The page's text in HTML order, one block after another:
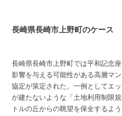
長崎県長崎市上野町のケース
長崎県長崎市上野町では平和記念
影響を与える可能性がある高層マ
協定が策定された。一例としてエ
が建たないような「土地利用制限
トルの丘からの眺望を保全するよ